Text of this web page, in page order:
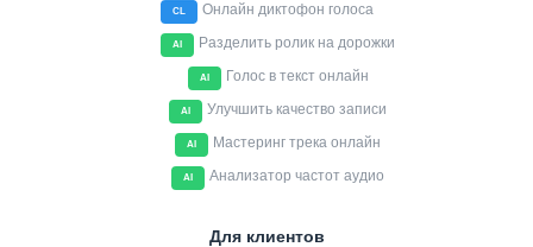
CL Онлайн диктофон голоса
AI Разделить ролик на дорожки
AI Голос в текст онлайн
AI Улучшить качество записи
AI Мастеринг трека онлайн
AI Анализатор частот аудио
Для клиентов